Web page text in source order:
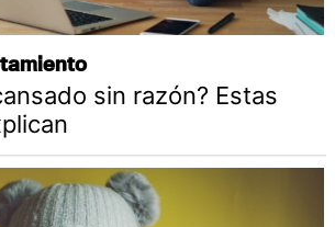
sin razón? Estas